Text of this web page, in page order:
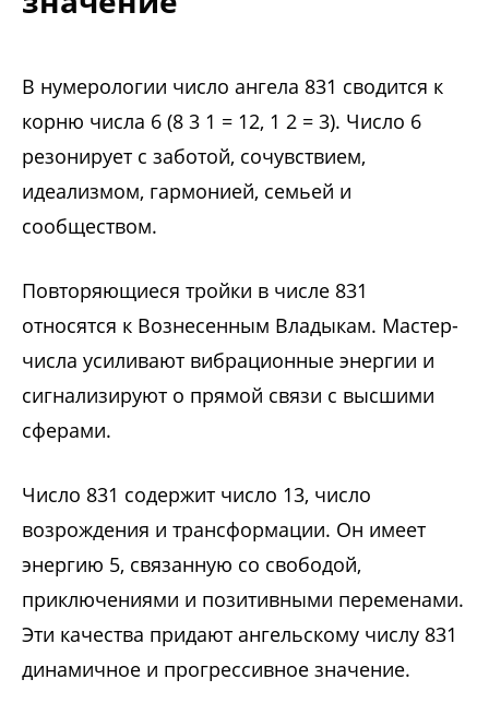
В нумерологии число ангела 831 сводится к
корню числа 6 (8 3 1 = 12, 1 2 = 3). Число 6
резонирует с заботой, сочувствием,
идеализмом, гармонией, семьей и
сообществом.
Повторяющиеся тройки в числе 831
относятся к Вознесенным Владыкам. Мастер-
числа усиливают вибрационные энергии и
сигнализируют о прямой связи с высшими
сферами.
Число 831 содержит число 13, число
возрождения и трансформации. Он имеет
энергию 5, связанную со свободой,
приключениями и позитивными переменами.
Эти качества придают ангельскому числу 831
динамичное и прогрессивное значение.